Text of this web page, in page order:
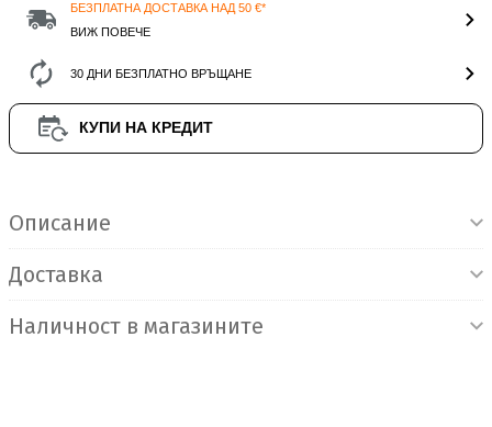
БЕЗПЛАТНА ДОСТАВКА НАД 50 €*
ВИЖ ПОВЕЧЕ
30 ДНИ БЕЗПЛАТНО ВРЪЩАНЕ
КУПИ НА КРЕДИТ
Описание
Доставка
Наличност в магазините